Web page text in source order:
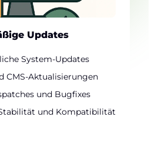
Updates
System-Updates
CMS-Aktualisierungen
und Bugfixes
und Kompatibilität